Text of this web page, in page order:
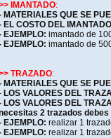
IMANTADO:
MATERIALES QUE SE
EL COSTO DEL
EJEMPLO: imantado de
EJEMPLO: imantado de
TRAZADO:
MATERIALES QUE SE
LOS VALORES DEL
LOS VALORES DEL
2 trazados
EJEMPLO: realizar 1
EJEMPLO: realizar 1